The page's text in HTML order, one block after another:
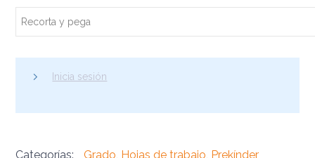
Recorta y pega
Inicia sesión
Categorías: Grado Hojas de trabajo Prekínder